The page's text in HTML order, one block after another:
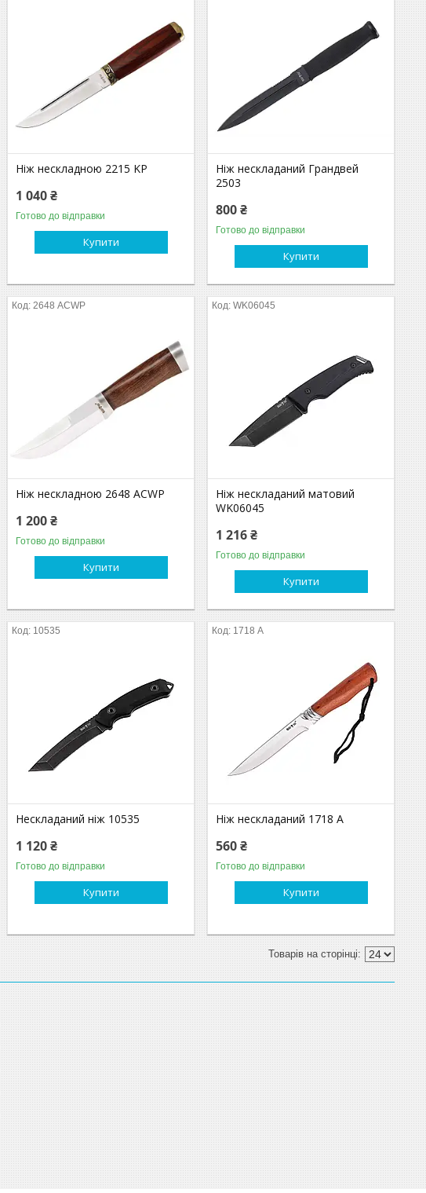
Ніж нескладною 2215 KP
1 040 ₴
Готово до відправки
Купити
Ніж нескладаний Грандвей
2503
800 ₴
Готово до відправки
Купити
2648 ACWP
Ніж нескладною 2648 ACWP
1 200 ₴
Готово до відправки
Купити
WK06045
Ніж нескладаний матовий
WK06045
1 216 ₴
Готово до відправки
Купити
10535
Нескладаний ніж 10535
1 120 ₴
Готово до відправки
Купити
1718 A
Ніж нескладаний 1718 A
560 ₴
Готово до відправки
Купити